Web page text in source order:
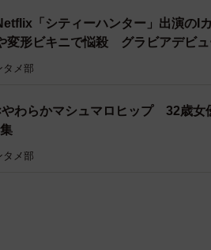
「シティーハンター」出演のI
変形ビキニで悩殺 グラビアデビュ
タメ部
わらかマシュマロヒップ 32歳女
タメ部